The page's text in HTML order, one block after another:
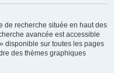
de recherche située en haut des
avancée est accessible
disponible sur toutes les pages
des thèmes graphiques